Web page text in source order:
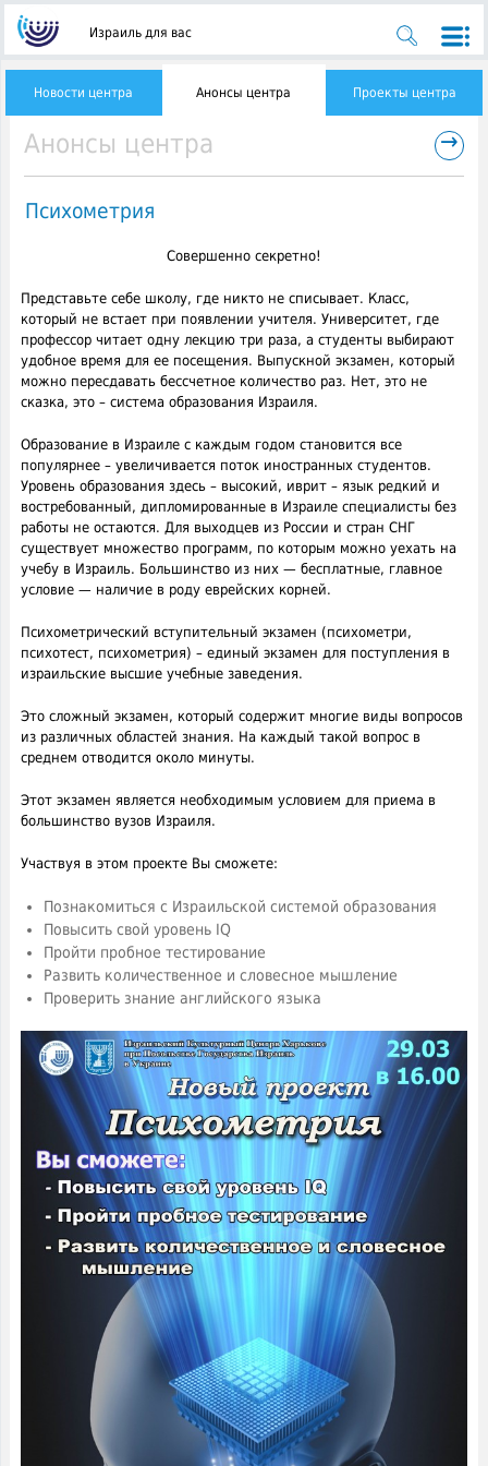
Израиль для вас
Новости центра Анонсы центра Проекты центра
Анонсы центра →
Психометрия
Совершенно секретно!
Представьте себе школу, где никто не списывает. Класс,
который не встает при появлении учителя. Университет, где
профессор читает одну лекцию три раза, а студенты выбирают
удобное время для ее посещения. Выпускной экзамен, который
можно пересдавать бессчетное количество раз. Нет, это не
сказка, это – система образования Израиля.
Образование в Израиле с каждым годом становится все
популярнее – увеличивается поток иностранных студентов.
Уровень образования здесь – высокий, иврит – язык редкий и
востребованный, дипломированные в Израиле специалисты без
работы не остаются. Для выходцев из России и стран СНГ
существует множество программ, по которым можно уехать на
учебу в Израиль. Большинство из них — бесплатные, главное
условие — наличие в роду еврейских корней.
Психометрический вступительный экзамен (психометри,
психотест, психометрия) – единый экзамен для поступления в
израильские высшие учебные заведения.
Это сложный экзамен, который содержит многие виды вопросов
из различных областей знания. На каждый такой вопрос в
среднем отводится около минуты.
Этот экзамен является необходимым условием для приема в
большинство вузов Израиля.
Участвуя в этом проекте Вы сможете:
Познакомиться с Израильской системой образования
Повысить свой уровень IQ
Пройти пробное тестирование
Развить количественное и словесное мышление
Проверить знание английского языка